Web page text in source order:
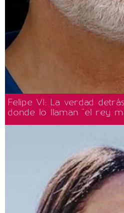
Felipe VI: La verdad
donde lo llaman "el rey